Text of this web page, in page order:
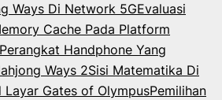
Ways Di Network 5GEvaluasi
Cache Pada Platform
Handphone Yang
Ways 2Sisi Matematika Di
Layar Gates of OlympusPemilihan